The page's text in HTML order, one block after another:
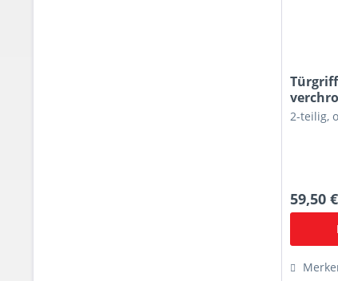
2-teilig,
59,50